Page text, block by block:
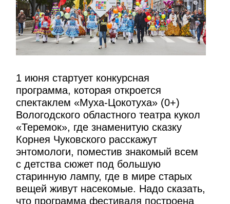
1 июня стартует конкурсная
программа, которая откроется
спектаклем «Муха-Цокотуха» (0+)
Вологодского областного театра кукол
«Теремок», где знаменитую сказку
Корнея Чуковского расскажут
энтомологи, поместив знакомый всем
с детства сюжет под большую
старинную лампу, где в мире старых
вещей живут насекомые. Надо сказать,
что программа фестиваля построена